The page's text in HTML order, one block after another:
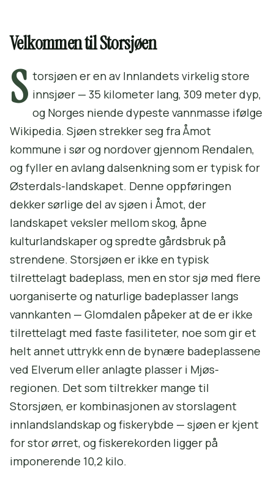
Velkommen til Storsjøen
S torsjøen er en av Innlandets virkelig store
innsjøer — 35 kilometer lang, 309 meter dyp,
og Norges niende dypeste vannmasse ifølge
Wikipedia. Sjøen strekker seg fra Åmot
kommune i sør og nordover gjennom Rendalen,
og fyller en avlang dalsenkning som er typisk for
Østerdals-landskapet. Denne oppføringen
dekker sørlige del av sjøen i Åmot, der
landskapet veksler mellom skog, åpne
kulturlandskaper og spredte gårdsbruk på
strendene. Storsjøen er ikke en typisk
tilrettelagt badeplass, men en stor sjø med flere
uorganiserte og naturlige badeplasser langs
vannkanten — Glomdalen påpeker at de er ikke
tilrettelagt med faste fasiliteter, noe som gir et
helt annet uttrykk enn de bynære badeplassene
ved Elverum eller anlagte plasser i Mjøs-
regionen. Det som tiltrekker mange til
Storsjøen, er kombinasjonen av storslagent
innlandslandskap og fiskerybde — sjøen er kjent
for stor ørret, og fiskerekorden ligger på
imponerende 10,2 kilo.